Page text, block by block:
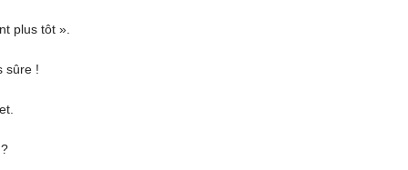
plus tôt ».
sûre !